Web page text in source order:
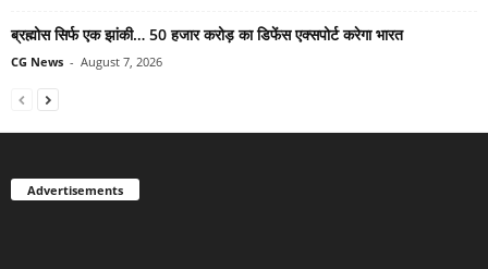
ब्रह्मोस सिर्फ एक झांकी… 50 हजार करोड़ का डिफेंस एक्सपोर्ट करेगा भारत
CG News - August 7, 2026
Advertisements